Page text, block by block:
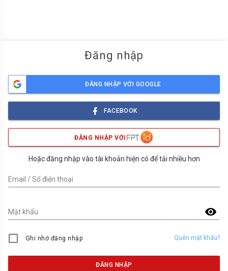
Đăng nhập
ĐĂNG NHẬP VỚI GOOGLE
FACEBOOK
ĐĂNG NHẬP VỚI
Hoặc đăng nhập vào tài khoản hiện có để tải nhiều hơn
Email / Số điện thoại
visibility
Mật khẩu
Ghi nhớ đăng nhập Quên mật khẩu?
ĐĂNG NHẬP